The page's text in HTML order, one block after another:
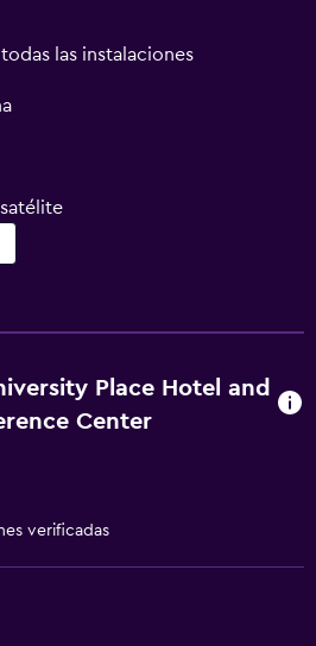
las instalaciones
instalaciones
Place Hotel and
Center
verificadas